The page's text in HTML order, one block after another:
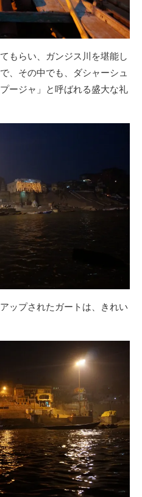
もらい、ガンジス川を堪能し
、その中でも、ダシャーシュ
ージャ」と呼ばれる盛大な礼
ップされたガートは、きれい